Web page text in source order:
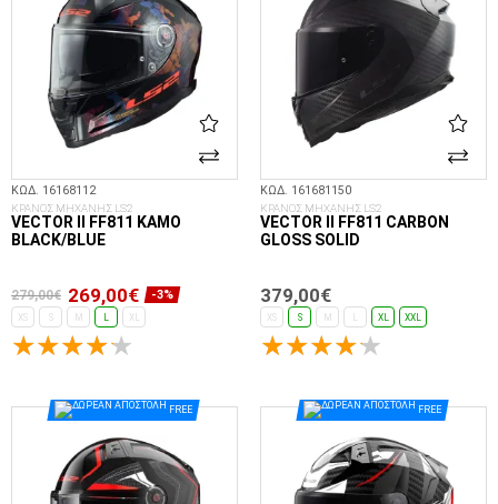
ΚΩΔ. 16168112
ΚΡΑΝΟΣ ΜΗΧΑΝΗΣ LS2
VECTOR II FF811 KAMO
BLACK/BLUE
279,00€ 269,00€ -3%
XS S XL
ΚΩΔ. 161681150
ΚΡΑΝΟΣ ΜΗΧΑΝΗΣ LS2
VECTOR II FF811 CARBON
GLOSS SOLID
379,00€
XS S XL XXL
FREE FREE